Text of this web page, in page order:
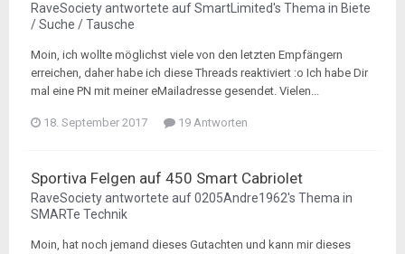
RaveSocietyantwortete aufSmartLimited's Thema in Biete
/ Suche / Tausche
Moin, ich wollte möglichst viele von den letzten Empfängern
erreichen, daher habe ich diese Threads reaktiviert :o Ich habe Dir
mal eine PN mit meiner eMailadresse gesendet. Vielen...
18. September 2017 19 Antworten
Sportiva Felgen auf 450 Smart Cabriolet
RaveSocietyantwortete auf0205Andre1962's Thema in
SMARTe Technik
Moin, hat noch jemand dieses Gutachten und kann mir dieses